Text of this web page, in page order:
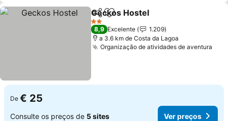
PartilharAdicionar aos favoritos
Geckos Hostel
2 Estrelas
8,9 Excelente
1.209
a 3.6 km de Costa da Lagoa
Organização de atividades de aventura
De € 25
Consulte os preços de 5 sites Ver preços